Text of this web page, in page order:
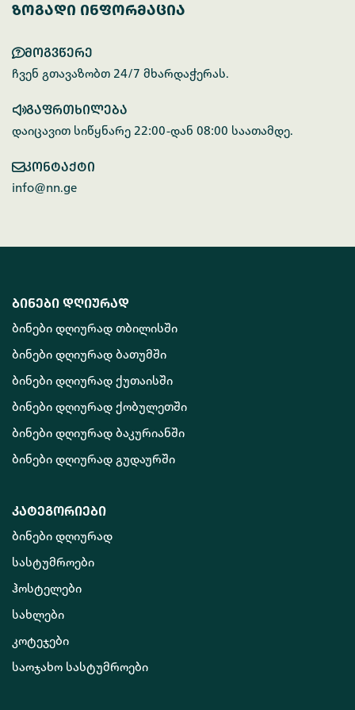
ზოგადი ინფორმაცია
მოგვწერე
ჩვენ გთავაზობთ 24/7 მხარდაჭერას.
გაფრთხილება
დაიცავით სიწყნარე 22:00-დან 08:00 საათამდე.
კონტაქტი
info@nn.ge
ბინები დღიურად
ბინები დღიურად თბილისში
ბინები დღიურად ბათუმში
ბინები დღიურად ქუთაისში
ბინები დღიურად ქობულეთში
ბინები დღიურად ბაკურიანში
ბინები დღიურად გუდაურში
კატეგორიები
ბინები დღიურად
სასტუმროები
ჰოსტელები
სახლები
კოტეჯები
საოჯახო სასტუმროები